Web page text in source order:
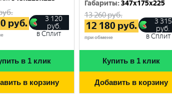
руб.
3 120
руб.
в Сплит
в 1 клик
в корзину
Габариты:347x175x225
13 260руб.
12 180 руб.
при обмене
3 315
руб.
в Сплит
Купить в 1 клик
Добавить в корзину